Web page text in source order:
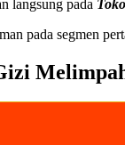
langsung pada
pada segmen